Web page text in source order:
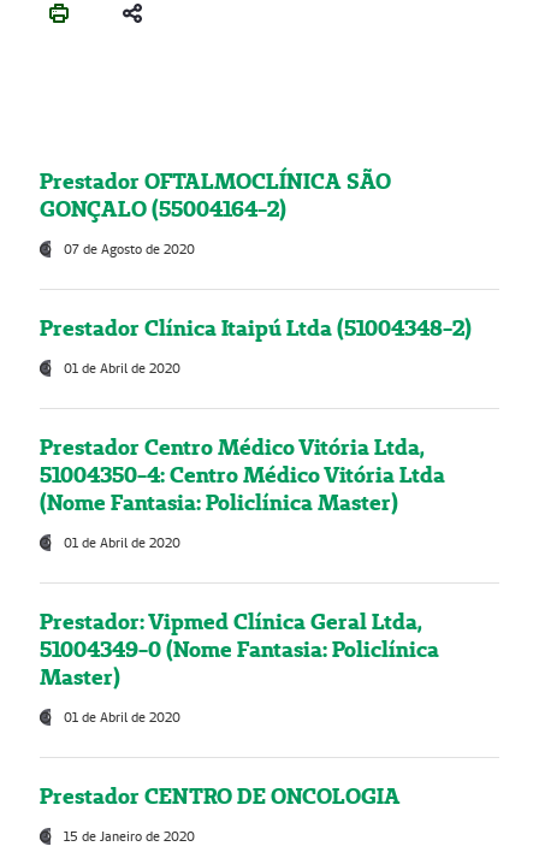
Prestador OFTALMOCLÍNICA SÃO
GONÇALO (55004164-2)
07 de Agosto de 2020
Prestador Clínica Itaipú Ltda (51004348-2)
01 de Abril de 2020
Prestador Centro Médico Vitória Ltda,
51004350-4: Centro Médico Vitória Ltda
(Nome Fantasia: Policlínica Master)
01 de Abril de 2020
Prestador: Vipmed Clínica Geral Ltda,
51004349-0 (Nome Fantasia: Policlínica
Master)
01 de Abril de 2020
Prestador CENTRO DE ONCOLOGIA
15 de Janeiro de 2020